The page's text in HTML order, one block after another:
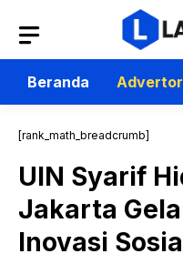
isi
Beranda
[rank_math_breadcrumb]
UIN Syarif
Jakarta
Inovasi